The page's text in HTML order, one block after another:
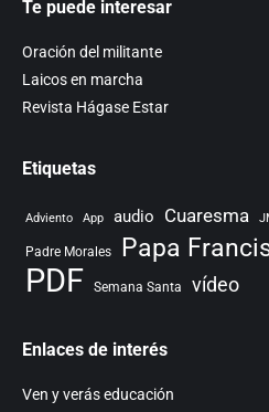
Te puede interesar
Oración del militante
Laicos en marcha
Revista Hágase Estar
Etiquetas
Adviento App audio Cuaresma
Padre Morales Papa
PDF Semana Santa vídeo
Enlaces de interés
Ven y verás educación